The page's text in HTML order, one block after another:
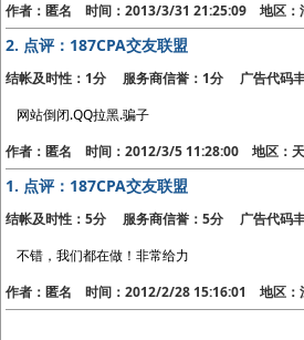
作者：匿名 时间：2013/3/31 21:25:09 地区：
2. 点评：187CPA交友联盟
结帐及时性：1分 服务商信誉：1分 广告代码
网站倒闭.QQ拉黑.骗子
作者：匿名 时间：2012/3/5 11:28:00 地区：
1. 点评：187CPA交友联盟
结帐及时性：5分 服务商信誉：5分 广告代码
不错，我们都在做！非常给力
作者：匿名 时间：2012/2/28 15:16:01 地区：